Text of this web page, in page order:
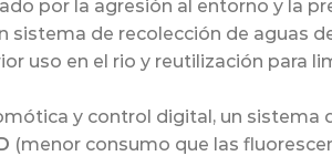
por la agresión al entorno y la
sistema de recolección de aguas
uso en el rio y reutilización para
y control digital, un sistema
(menor consumo que las